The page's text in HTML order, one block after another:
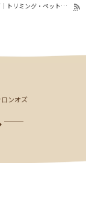
グルーミング | 滋賀県の草津・栗東・守山にあるドッグサロンオズ｜トリミング・ペットホテル
ンオズ